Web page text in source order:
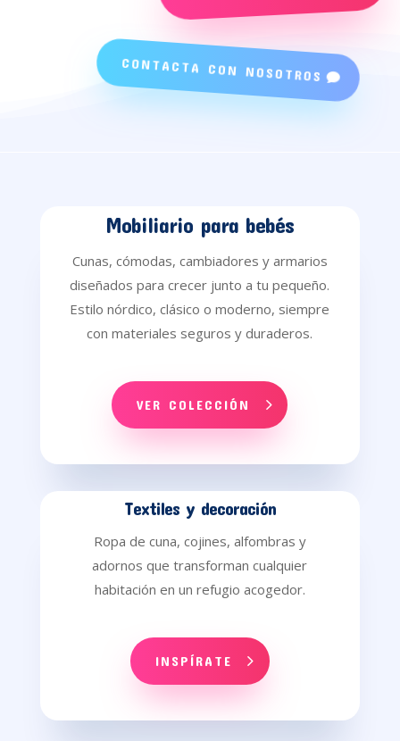
CONTACTA CON NOSOTROS
Mobiliario para bebés
Cunas, cómodas, cambiadores y armarios
diseñados para crecer junto a tu pequeño.
Estilo nórdico, clásico o moderno, siempre
con materiales seguros y duraderos.
VER COLECCIÓN
Textiles y decoración
Ropa de cuna, cojines, alfombras y
adornos que transforman cualquier
habitación en un refugio acogedor.
INSPÍRATE